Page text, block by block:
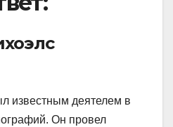
известным деятелем в
Он провел